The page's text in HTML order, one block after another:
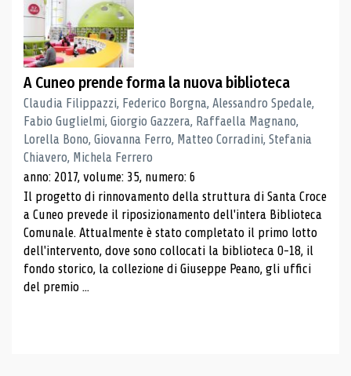
A Cuneo prende forma la nuova biblioteca
Claudia Filippazzi, Federico Borgna, Alessandro Spedale,
Fabio Guglielmi, Giorgio Gazzera, Raffaella Magnano,
Lorella Bono, Giovanna Ferro, Matteo Corradini, Stefania
Chiavero, Michela Ferrero
anno: 2017, volume: 35, numero: 6
Il progetto di rinnovamento della struttura di Santa Croce
a Cuneo prevede il riposizionamento dell'intera Biblioteca
Comunale. Attualmente è stato completato il primo lotto
dell'intervento, dove sono collocati la biblioteca 0-18, il
fondo storico, la collezione di Giuseppe Peano, gli uffici
del premio ...